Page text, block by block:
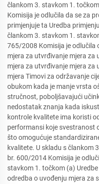
člankom 3. stavkom 1.
Komisija je odlučila da se za
primjenjuje ta Uredba
člankom 3. stavkom 1.
765/2008 Komisija je odlučila
mjera za utvrđivanje mjera za
mjera za utvrđivanje mjera za
mjera Timovi za održavanje
obukom kada je manje vrsta
stručnost, poboljšavajući
nedostatak znanja kada
kontrole kvalitete ima koristi
performansi koje svestranost
što omogućuje
kvalitete. U skladu s člankom
br. 600/2014 Komisija je
stavkom 1. točkom (a)
odredba o uvođenju mjera za